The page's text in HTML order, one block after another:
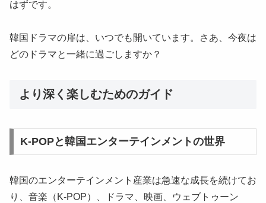
はずです。
韓国ドラマの扉は、いつでも開いています。さあ、今夜は
どのドラマと一緒に過ごしますか？
より深く楽しむためのガイド
K-POPと韓国エンターテインメントの世界
韓国のエンターテインメント産業は急速な成長を続けてお
り、音楽（K-POP）、ドラマ、映画、ウェブトゥーン